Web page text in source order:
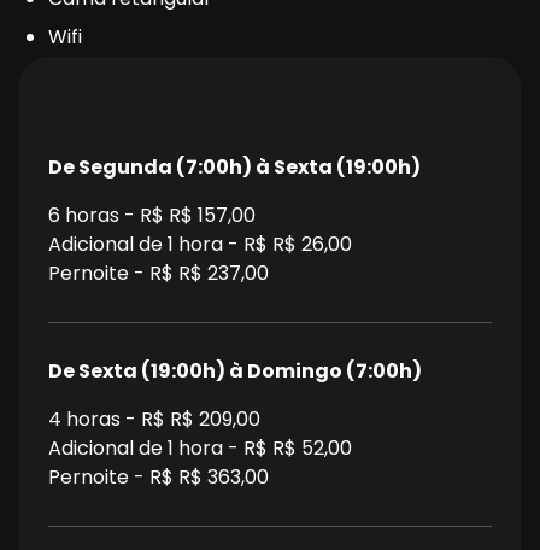
Wifi
De Segunda (7:00h) à Sexta (19:00h)
6 horas - R$ R$ 157,00
Adicional de 1 hora - R$ R$ 26,00
Pernoite - R$ R$ 237,00
De Sexta (19:00h) à Domingo (7:00h)
4 horas - R$ R$ 209,00
Adicional de 1 hora - R$ R$ 52,00
Pernoite - R$ R$ 363,00